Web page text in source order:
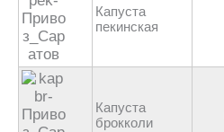
Капуста
пекинская
Капуста
брокколи